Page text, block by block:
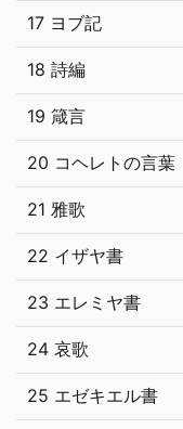
17 ヨブ記
18 詩編
19 箴言
20 コヘレトの言葉
21 雅歌
22 イザヤ書
23 エレミヤ書
24 哀歌
25 エゼキエル書